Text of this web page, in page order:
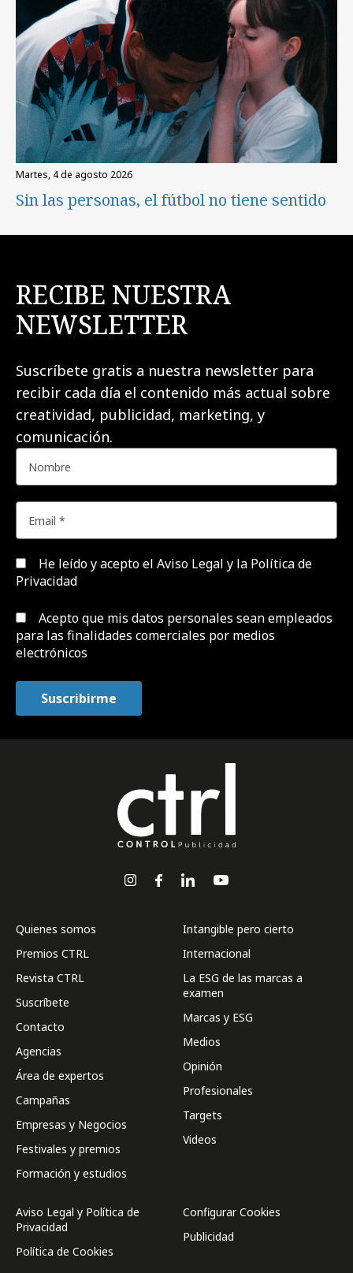
martes, 4 de agosto 2026
Sin las personas, el fútbol no tiene sentido
RECIBE NUESTRA
NEWSLETTER
Suscríbete gratis a nuestra newsletter para
recibir cada día el contenido más actual sobre
creatividad, publicidad, marketing, y
comunicación.
He leído y acepto el Aviso Legal y la Política de
Privacidad
Acepto que mis datos personales sean empleados
para las finalidades comerciales por medios
electrónicos
Quienes somos
Premios CTRL
Revista CTRL
Suscríbete
Contacto
Agencias
Área de expertos
Campañas
Empresas y Negocios
Festivales y premios
Formación y estudios
Intangible pero cierto
Internacional
La ESG de las marcas a
examen
Marcas y ESG
Medios
Opinión
Profesionales
Targets
Videos
Aviso Legal y Política de
Privacidad
Política de Cookies
Configurar Cookies
Publicidad